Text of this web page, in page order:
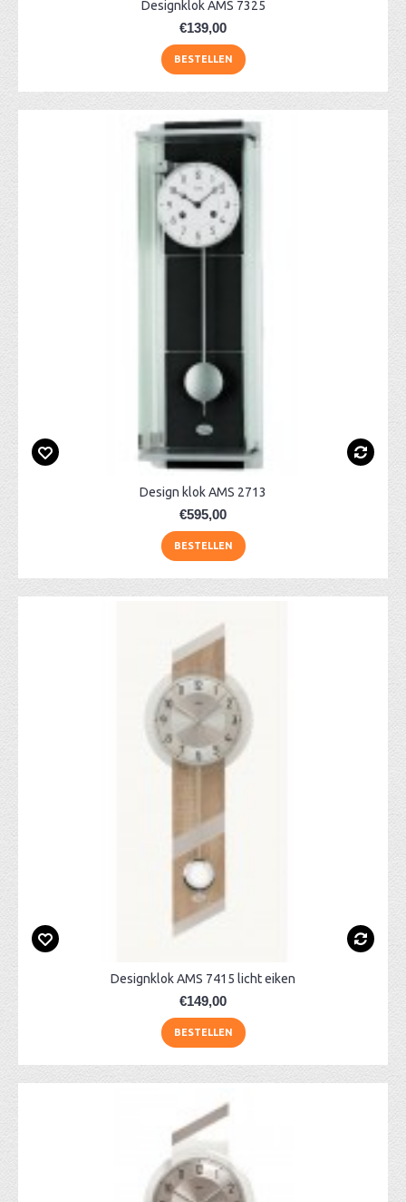
Designklok AMS 7325
€139,00
BESTELLEN
Design klok AMS 2713
€595,00
BESTELLEN
Designklok AMS 7415 licht eiken
€149,00
BESTELLEN